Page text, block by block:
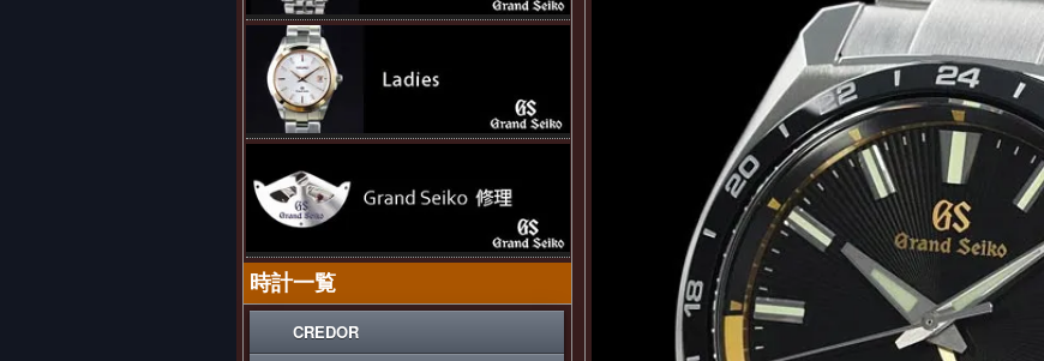
時計一覧
CREDOR